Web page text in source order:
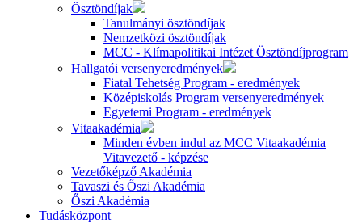
Ösztöndíjak
Tanulmányi ösztöndíjak
Nemzetközi ösztöndíjak
MCC - Klímapolitikai Intézet Ösztöndíjprogram
Hallgatói versenyeredmények
Fiatal Tehetség Program - eredmények
Középiskolás Program versenyeredmények
Egyetemi Program - eredmények
Vitaakadémia
Minden évben indul az MCC Vitaakadémia
Vitavezető - képzése
Vezetőképző Akadémia
Tavaszi és Őszi Akadémia
Őszi Akadémia
Tudásközpont